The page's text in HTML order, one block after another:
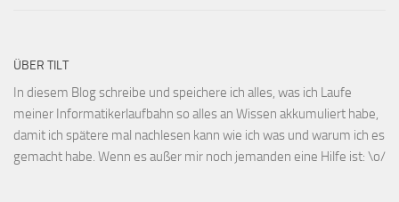
ÜBER TILT
In diesem Blog schreibe und speichere ich alles, was ich Laufe
meiner Informatikerlaufbahn so alles an Wissen akkumuliert habe,
damit ich spätere mal nachlesen kann wie ich was und warum ich es
gemacht habe. Wenn es außer mir noch jemanden eine Hilfe ist: \o/